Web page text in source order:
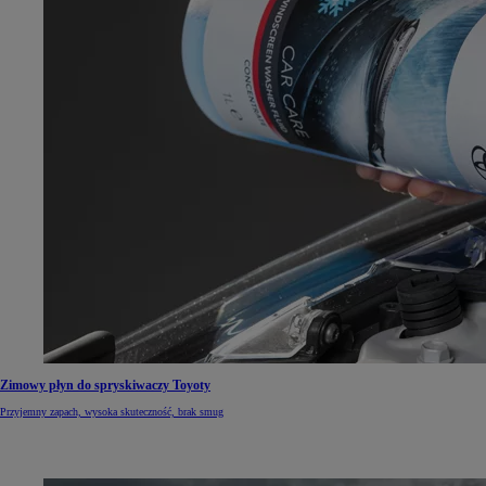
Zimowy płyn do spryskiwaczy Toyoty
Przyjemny zapach, wysoka skuteczność, brak smug